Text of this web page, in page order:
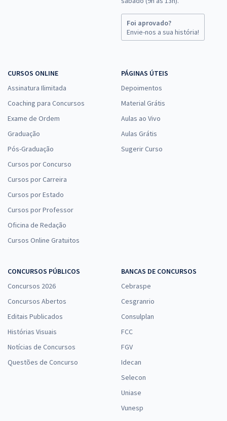
Foi aprovado?
Envie-nos a sua história!
CURSOS ONLINE
Assinatura Ilimitada
Coaching para Concursos
Exame de Ordem
Graduação
Pós-Graduação
Cursos por Concurso
Cursos por Carreira
Cursos por Estado
Cursos por Professor
Oficina de Redação
Cursos Online Gratuitos
PÁGINAS ÚTEIS
Depoimentos
Material Grátis
Aulas ao Vivo
Aulas Grátis
Sugerir Curso
CONCURSOS PÚBLICOS
Concursos 2026
Concursos Abertos
Editais Publicados
Histórias Visuais
Notícias de Concursos
Questões de Concurso
BANCAS DE CONCURSOS
Cebraspe
Cesgranrio
Consulplan
FCC
FGV
Idecan
Selecon
Uniase
Vunesp